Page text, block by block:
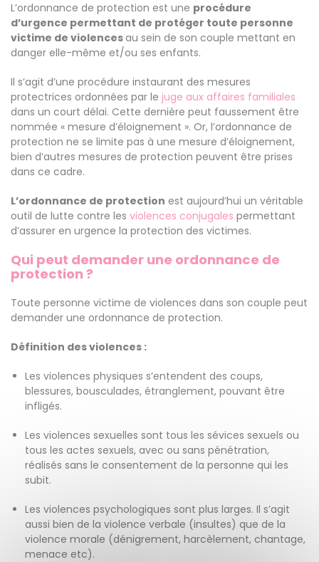
L’ordonnance de protection est une procédure
d’urgence permettant de protéger toute personne
victime de violencesau sein de son couple mettant en
danger elle-même et/ou ses enfants.
Il s’agit d’une procédure instaurant des mesures
protectrices ordonnées par le juge aux affaires familiales
dans un court délai. Cette dernière peut faussement être
nommée « mesure d’éloignement ». Or, l’ordonnance de
protection ne se limite pas à une mesure d’éloignement,
bien d’autres mesures de protection peuvent être prises
dans ce cadre.
L’ordonnance de protection est aujourd’hui un véritable
outil de lutte contre les violences conjugales permettant
d’assurer en urgence la protection des victimes.
Qui peut demander une ordonnance de
protection ?
Toute personne victime de violences dans son couple peut
demander une ordonnance de protection.
Définition des violences :
Les violences physiques s’entendent des coups,
blessures, bousculades, étranglement, pouvant être
infligés.
Les violences sexuelles sont tous les sévices sexuels ou
tous les actes sexuels, avec ou sans pénétration,
réalisés sans le consentement de la personne qui les
subit.
Les violences psychologiques sont plus larges. Il s’agit
aussi bien de la violence verbale (insultes) que de la
violence morale (dénigrement, harcèlement, chantage,
menace etc).